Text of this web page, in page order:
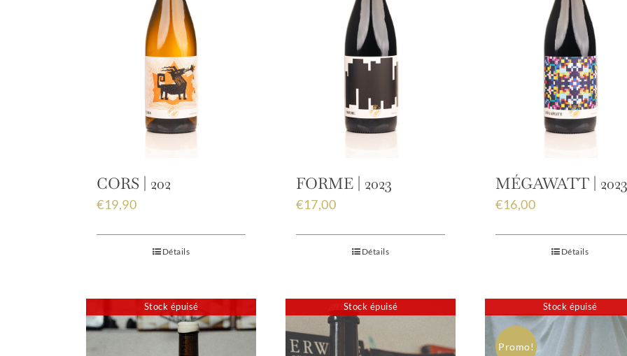
CORS | 202
€19,90
Détails
FORME | 2023
€17,00
Détails
MÉGAWATT | 2023
€16,00
Détails
Stock épuisé Stock épuisé Stock épuisé
Promo!